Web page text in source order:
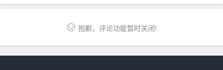
抱歉，评论功能暂时关闭!